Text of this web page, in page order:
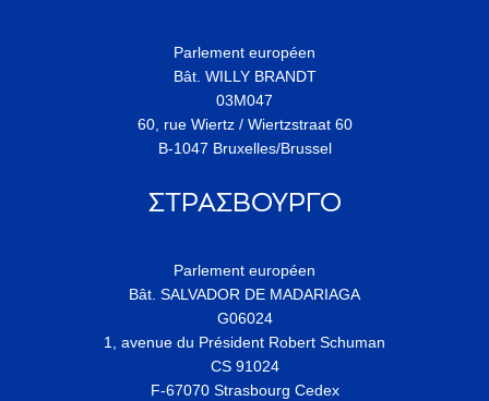
Parlement européen
Bât. WILLY BRANDT
03M047
60, rue Wiertz / Wiertzstraat 60
B-1047 Bruxelles/Brussel
ΣΤΡΑΣΒΟΥΡΓΟ
Parlement européen
Bât. SALVADOR DE MADARIAGA
G06024
1, avenue du Président Robert Schuman
CS 91024
F-67070 Strasbourg Cedex